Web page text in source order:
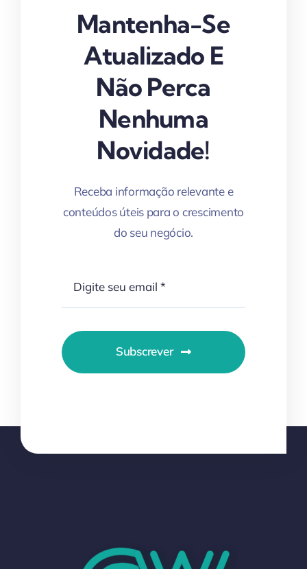
Mantenha-Se
Atualizado E
Não Perca
Nenhuma
Novidade!
Receba informação relevante e
conteúdos úteis para o crescimento
do seu negócio.
Subscrever